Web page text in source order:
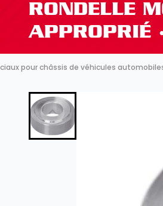
RONDELLE
APPROPRIÉ
pour châssis de véhicules